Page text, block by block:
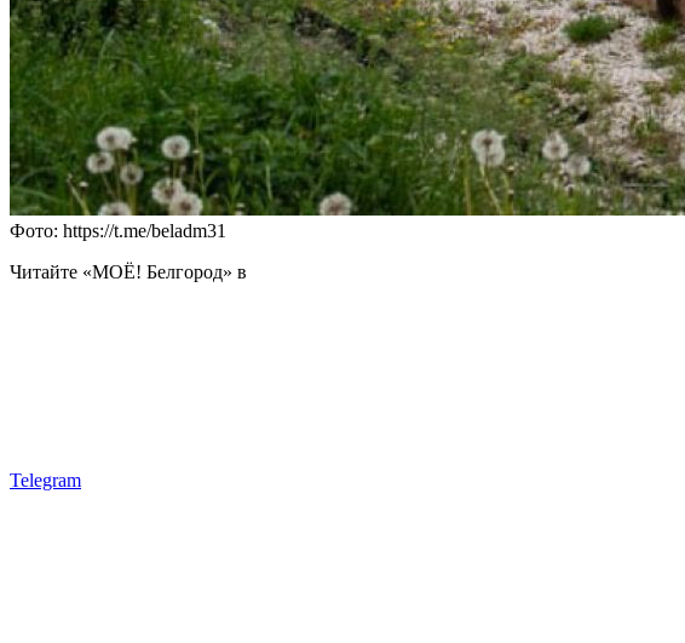
Фото: https://t.me/beladm31
Читайте «МОЁ! Белгород» в
Telegram